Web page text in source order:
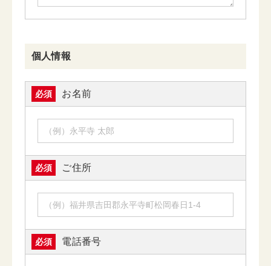
個人情報
必須 お名前
必須 ご住所
必須 電話番号